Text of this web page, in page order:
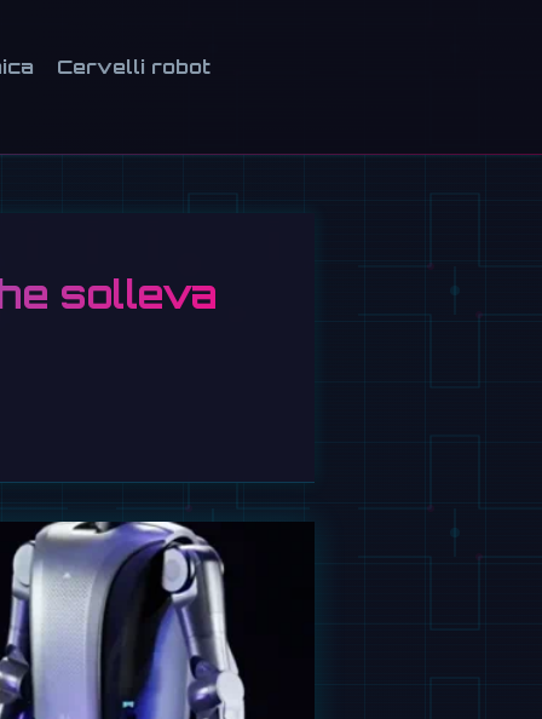
Cervelli robot
solleva